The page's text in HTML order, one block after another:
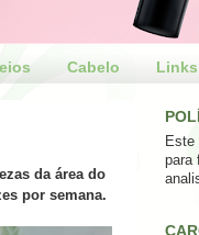
Cabelo
da área do
por semana.
Este
para